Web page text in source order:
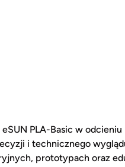
PLA-Basic w
i technicznego
prototypach oraz